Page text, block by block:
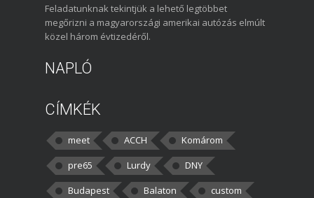
Feladatunknak tekintjük a lehető legtöbbet
megőrizni a magyarországi amerikai autózás elmúlt
közel három évtizedéről.
NAPLÓ
CÍMKÉK
meet ACCH
Komárom
pre65
Lurdy
DNY
Budapest
Balaton
custom